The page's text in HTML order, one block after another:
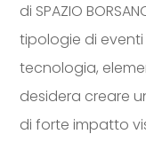
di SPAZIO
tipologie di
tecnologia,
desidera creare
di forte impatto